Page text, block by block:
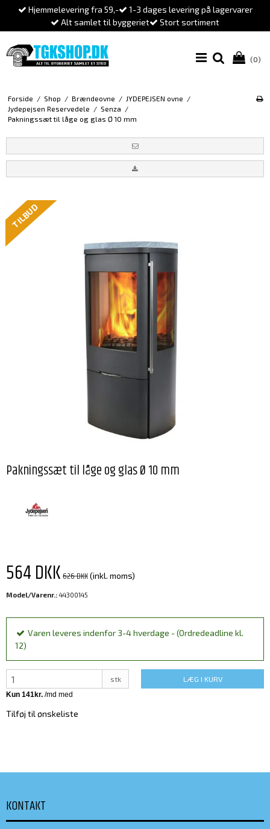
Hjemmelevering fra 59,-
1-3 dages levering på lagervarer
Alt samlet til byggeriet
Stort sortiment
(0)
Forside / Shop / Brændeovne / JYDEPEJSEN ovne /
Jydepejsen Reservedele / Senza /
Pakningssæt til låge og glas Ø 10 mm
TILBUD
Pakningssæt til låge og glas Ø 10 mm
564 DKK626 DKK(inkl. moms)
Model/Varenr.: 44300145
Varen leveres indenfor 3-4 hverdage - (Ordredeadline kl.
12)
stk LÆG I KURV
Tilføj til ønskeliste
KONTAKT